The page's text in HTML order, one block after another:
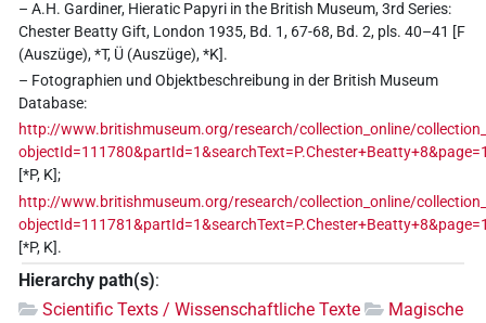
– A.H. Gardiner, Hieratic Papyri in the British Museum, 3rd Series:
Chester Beatty Gift, London 1935, Bd. 1, 67-68, Bd. 2, pls. 40–41 [F
(Auszüge), *T, Ü (Auszüge), *K].
– Fotographien und Objektbeschreibung in der British Museum
Database:
http://www.britishmuseum.org/research/collection_online/
[*P, K];
http://www.britishmuseum.org/research/collection_online/
[*P, K].
Hierarchy path(s):
Scientific Texts / Wissenschaftliche Texte
Magische